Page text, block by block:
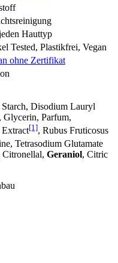
Hauttyp
Tested, Plastikfrei, Vegan
ohne Zertifikat
Disodium Lauryl
Glycerin, Parfum,
[1], Rubus Fruticosus
Tetrasodium Glutamate
Citronellal, Geraniol, Citric